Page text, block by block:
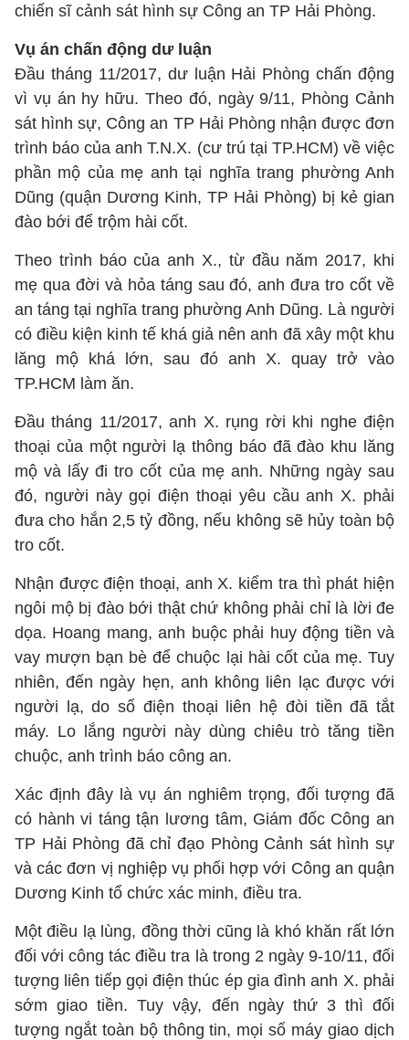
chiến sĩ cảnh sát hình sự Công an TP Hải Phòng.
Vụ án chấn động dư luận
Đầu tháng 11/2017, dư luận Hải Phòng chấn động
vì vụ án hy hữu. Theo đó, ngày 9/11, Phòng Cảnh
sát hình sự, Công an TP Hải Phòng nhận được đơn
trình báo của anh T.N.X. (cư trú tại TP.HCM) về việc
phần mộ của mẹ anh tại nghĩa trang phường Anh
Dũng (quận Dương Kinh, TP Hải Phòng) bị kẻ gian
đào bới để trộm hài cốt.
Theo trình báo của anh X., từ đầu năm 2017, khi
mẹ qua đời và hỏa táng sau đó, anh đưa tro cốt về
an táng tại nghĩa trang phường Anh Dũng. Là người
có điều kiện kinh tế khá giả nên anh đã xây một khu
lăng mộ khá lớn, sau đó anh X. quay trở vào
TP.HCM làm ăn.
Đầu tháng 11/2017, anh X. rụng rời khi nghe điện
thoại của một người lạ thông báo đã đào khu lăng
mộ và lấy đi tro cốt của mẹ anh. Những ngày sau
đó, người này gọi điện thoại yêu cầu anh X. phải
đưa cho hắn 2,5 tỷ đồng, nếu không sẽ hủy toàn bộ
tro cốt.
Nhận được điện thoại, anh X. kiểm tra thì phát hiện
ngôi mộ bị đào bới thật chứ không phải chỉ là lời đe
dọa. Hoang mang, anh buộc phải huy động tiền và
vay mượn bạn bè để chuộc lại hài cốt của mẹ. Tuy
nhiên, đến ngày hẹn, anh không liên lạc được với
người lạ, do số điện thoại liên hệ đòi tiền đã tắt
máy. Lo lắng người này dùng chiêu trò tăng tiền
chuộc, anh trình báo công an.
Xác định đây là vụ án nghiêm trọng, đối tượng đã
có hành vi táng tận lương tâm, Giám đốc Công an
TP Hải Phòng đã chỉ đạo Phòng Cảnh sát hình sự
và các đơn vị nghiệp vụ phối hợp với Công an quận
Dương Kinh tổ chức xác minh, điều tra.
Một điều lạ lùng, đồng thời cũng là khó khăn rất lớn
đối với công tác điều tra là trong 2 ngày 9-10/11, đối
tượng liên tiếp gọi điện thúc ép gia đình anh X. phải
sớm giao tiền. Tuy vậy, đến ngày thứ 3 thì đối
tượng ngắt toàn bộ thông tin, mọi số máy giao dịch